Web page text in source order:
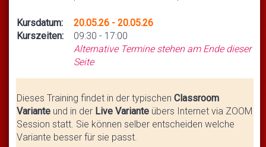
Kursdatum:
Kurszeiten:
20.05.26 - 20.05.26
09:30 - 17:00
Alternative Termine stehen am Ende dieser
Seite
Dieses Training findet in der typischen Classroom
Variante und in der Live Variante übers Internet via ZOOM
Session statt. Sie können selber entscheiden welche
Variante besser für sie passt.